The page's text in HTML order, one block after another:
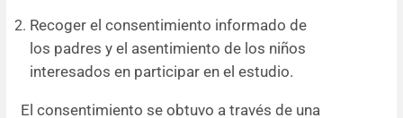
Recoger el consentimiento informado de
los padres y el asentimiento de los niños
interesados en participar en el estudio.
El consentimiento se obtuvo a través de una